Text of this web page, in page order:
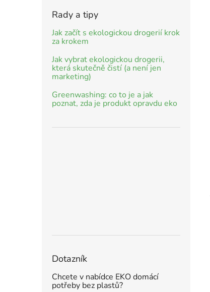
Rady a tipy
Jak začít s ekologickou drogerií krok
za krokem
Jak vybrat ekologickou drogerii,
která skutečně čistí (a není jen
marketing)
Greenwashing: co to je a jak
poznat, zda je produkt opravdu eko
Dotazník
Chcete v nabídce EKO domácí
potřeby bez plastů?